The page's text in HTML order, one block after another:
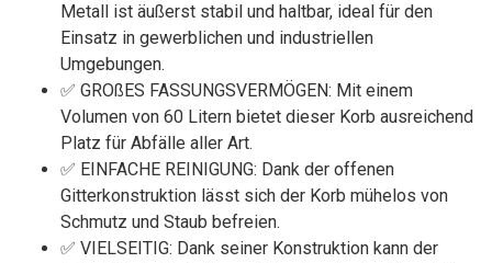
Metall ist äußerst stabil und haltbar, ideal für den
Einsatz in gewerblichen und industriellen
Umgebungen.
✅ GROßES FASSUNGSVERMÖGEN: Mit einem
Volumen von 60 Litern bietet dieser Korb ausreichend
Platz für Abfälle aller Art.
✅ EINFACHE REINIGUNG: Dank der offenen
Gitterkonstruktion lässt sich der Korb mühelos von
Schmutz und Staub befreien.
✅ VIELSEITIG: Dank seiner Konstruktion kann der